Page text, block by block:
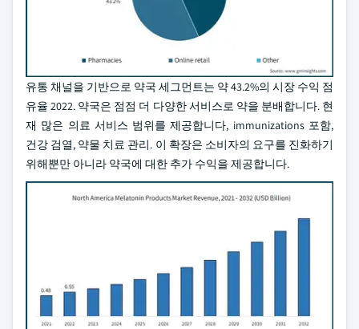
유통 채널을 기반으로 약국 세그먼트는 약 43.2%의 시장 수익 점
유율 2022. 약국은 점점 더 다양한 서비스로 약을 분배합니다. 현
재 많은 의료 서비스 범위를 제공합니다, immunizations 포함,
건강 검열, 약물 치료 관리. 이 확장은 소비자의 요구를 진화하기
위해뿐만 아니라 약국에 대한 추가 수익을 제공합니다.